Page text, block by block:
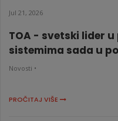
Jul 21, 2026
TOA - svetski lider
sistemima sada u
Novosti •
PROČITAJ VIŠE